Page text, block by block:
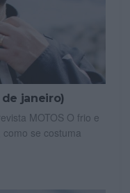
janeiro)
MOTOS O frio e
se costuma